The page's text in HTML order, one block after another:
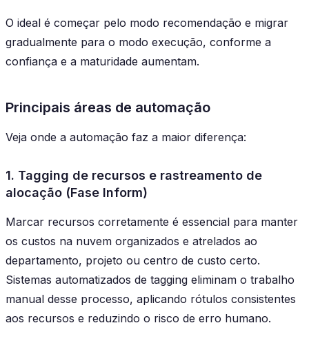
O ideal é começar pelo modo recomendação e migrar
gradualmente para o modo execução, conforme a
confiança e a maturidade aumentam.
Principais áreas de automação
Veja onde a automação faz a maior diferença:
1. Tagging de recursos e rastreamento de
alocação (Fase Inform)
Marcar recursos corretamente é essencial para manter
os custos na nuvem organizados e atrelados ao
departamento, projeto ou centro de custo certo.
Sistemas automatizados de tagging eliminam o trabalho
manual desse processo, aplicando rótulos consistentes
aos recursos e reduzindo o risco de erro humano.